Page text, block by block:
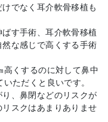
でなく耳介軟骨移植も
す手術、耳介軟骨移植
な感じで高くする手術
くするのに対して鼻中
ただくと良いです。
、鼻閉などのリスクが
スクはあまりありませ